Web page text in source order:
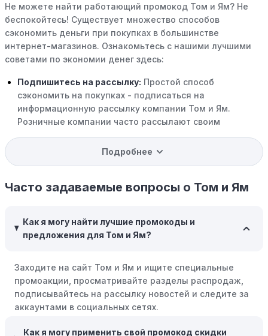
Не можете найти работающий промокод Том и Ям? Не
беспокойтесь! Существует множество способов
сэкономить деньги при покупках в большинстве
интернет-магазинов. Ознакомьтесь с нашими лучшими
советами по экономии денег здесь:
Подпишитесь на рассылку: Простой способ
сэкономить на покупках - подписаться на
информационную рассылку компании Том и Ям.
Розничные компании часто рассылают своим
доступ к распродажам.
компании Том и Ям есть программы поощрения,
позволяющие зарабатывать баллы или cashback на
скидки или будущие покупки.
пятница" или сезонными акциями. В такие периоды
розничные компании часто предлагают значительные
скидки.
Подробнее
Часто задаваемые вопросы о Том и Ям
Как я могу найти лучшие промокоды и
предложения для Том и Ям?
Заходите на сайт Том и Ям и ищите специальные
промоакции, просматривайте разделы распродаж,
подписывайтесь на рассылку новостей и следите за
аккаунтами в социальных сетях.
Как я могу применить свой промокод скидки